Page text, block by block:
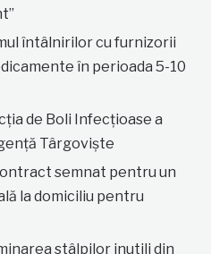
întâlnirilor cu furnizorii
în perioada 5-10
de Boli Infecțioase a
Târgoviște
semnat pentru un
la domiciliu pentru
stâlpilor inutili din